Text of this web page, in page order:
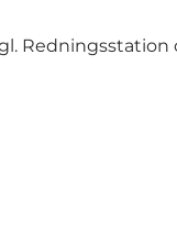
Redningsstation